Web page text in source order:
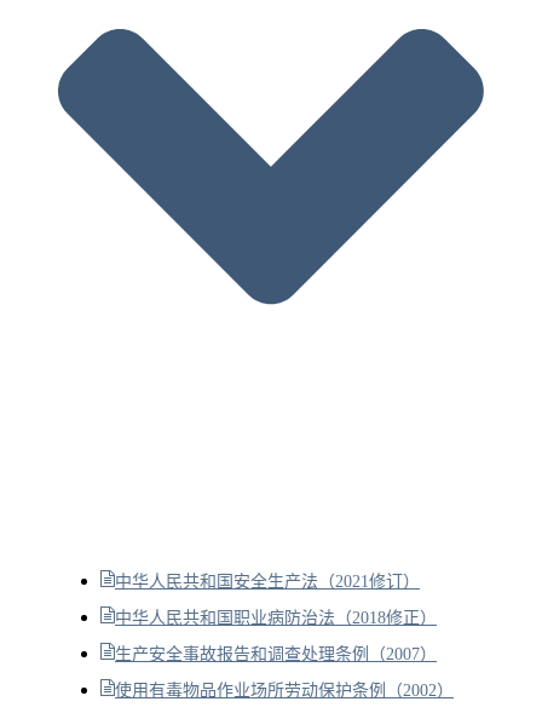
中华人民共和国安全生产法（2021修订）
中华人民共和国职业病防治法（2018修正）
生产安全事故报告和调查处理条例（2007）
使用有毒物品作业场所劳动保护条例（2002）